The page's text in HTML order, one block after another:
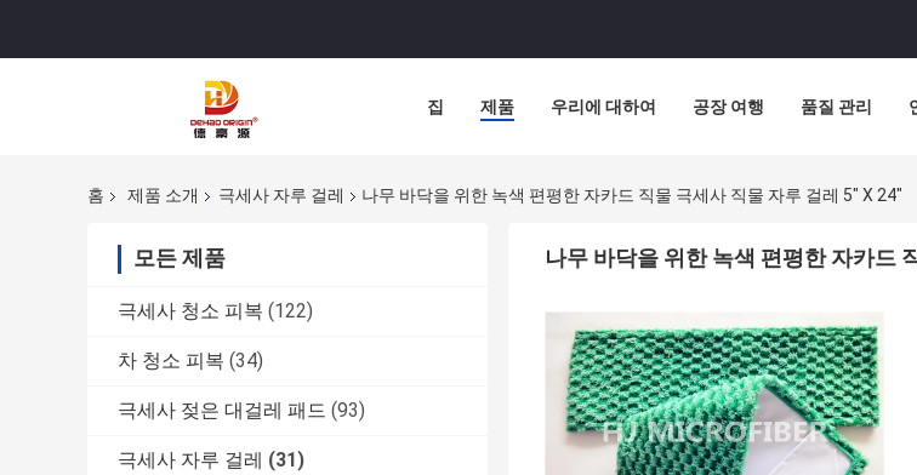
집 제품 우리에 대하여 공장 여행 품질 관리
홈 제품 소개 극세사 자루 걸레 나무 바닥을 위한 녹색 편평한 자카드 직물 극세사 직물 자루 걸레 5" X 24"
모든 제품
극세사 청소 피복 (122)
차 청소 피복 (34)
극세사 젖은 대걸레 패드 (93)
극세사 자루 걸레 (31)
나무 바닥을 위한 녹색 편평한 자카드